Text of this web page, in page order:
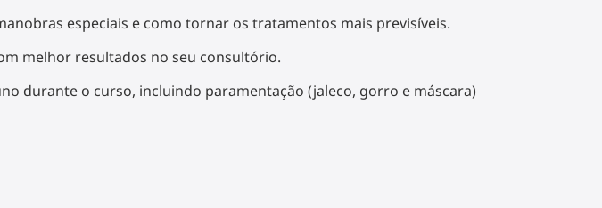
especiais e como tornar os tratamentos mais previsíveis.
melhor resultados no seu consultório.
durante o curso, incluindo paramentação (jaleco, gorro e máscara)